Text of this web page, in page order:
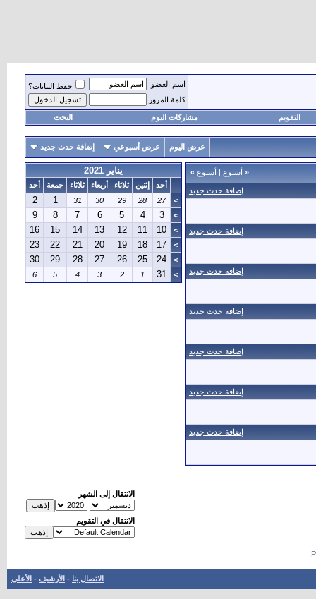
اسم العضو
حفظ البيانات؟
كلمة المرور
التقويم مشاركات اليوم البحث
عرض اليوم عرض أسبوعي إضافة حدث جديد
« أسبوع | أسبوع »
إضافة حدث جديد
إضافة حدث جديد
إضافة حدث جديد
إضافة حدث جديد
إضافة حدث جديد
إضافة حدث جديد
إضافة حدث جديد
يناير 2021
أحد إثنين ثلاثاء أربعاء ثلاثاء جمعة
أحد
>
27
28
29
30
31
1
2
>
3
4
5
6
7
8
9
>
10
11
12
13
14
15
16
>
17
18
19
20
21
22
23
>
24
25
26
27
28
29
30
>
31
1
2
3
4
5
6
الانتقال إلى الشهر
الانتقال في التقويم
الاتصال بنا - الأرشيف - الأعلى